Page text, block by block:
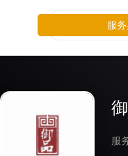
服
服